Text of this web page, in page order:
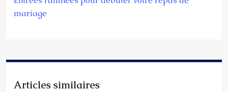
mariage
Articles similaires